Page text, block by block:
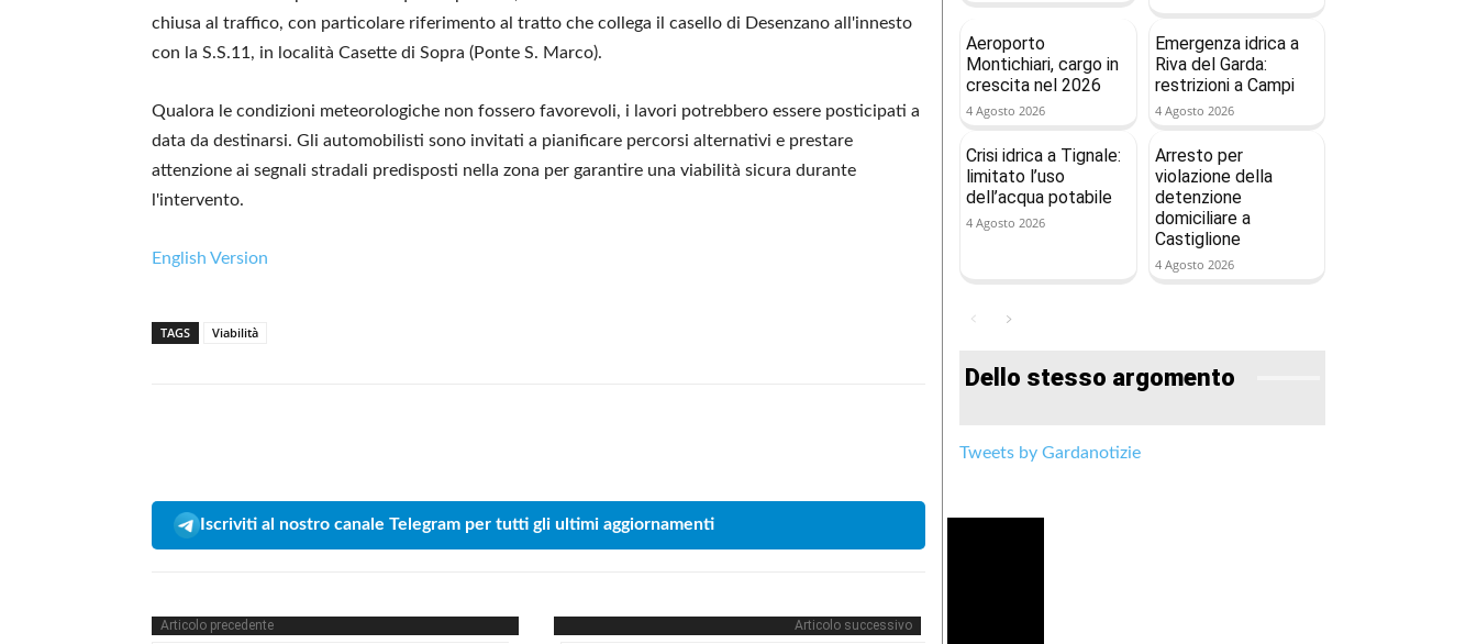
chiusa al traffico, con particolare riferimento al tratto che collega il casello di Desenzano all'innesto
con la S.S.11, in località Casette di Sopra (Ponte S. Marco).
Qualora le condizioni meteorologiche non fossero favorevoli, i lavori potrebbero essere posticipati a
data da destinarsi. Gli automobilisti sono invitati a pianificare percorsi alternativi e prestare
attenzione ai segnali stradali predisposti nella zona per garantire una viabilità sicura durante
l'intervento.
English Version
TAGS Viabilità
Iscriviti al nostro canale Telegram per tutti gli ultimi aggiornamenti
Articolo precedente Articolo successivo
Aeroporto
Montichiari, cargo in
crescita nel 2026
4 Agosto 2026
Emergenza idrica a
Riva del Garda:
restrizioni a Campi
4 Agosto 2026
Crisi idrica a Tignale:
limitato l’uso
dell’acqua potabile
4 Agosto 2026
Arresto per
violazione della
detenzione
domiciliare a
Castiglione
4 Agosto 2026
Dello stesso argomento
Tweets by Gardanotizie